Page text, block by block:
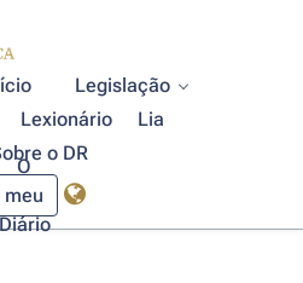
Legislação
Lexionário
Lia
o DR
O
meu